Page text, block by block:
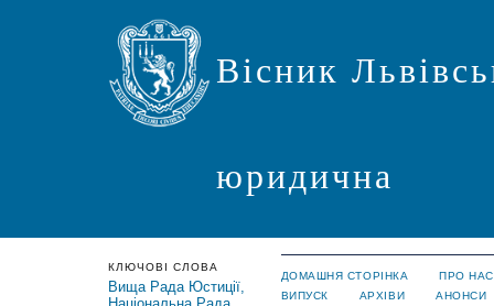
Вісник
юридична
КЛЮЧОВІ СЛОВА
Вища Рада Юстиції,
ДОМАШНЯ СТОРІНКА
ПРО НАС
ВИПУСК
АРХІВИ АНОНСИ